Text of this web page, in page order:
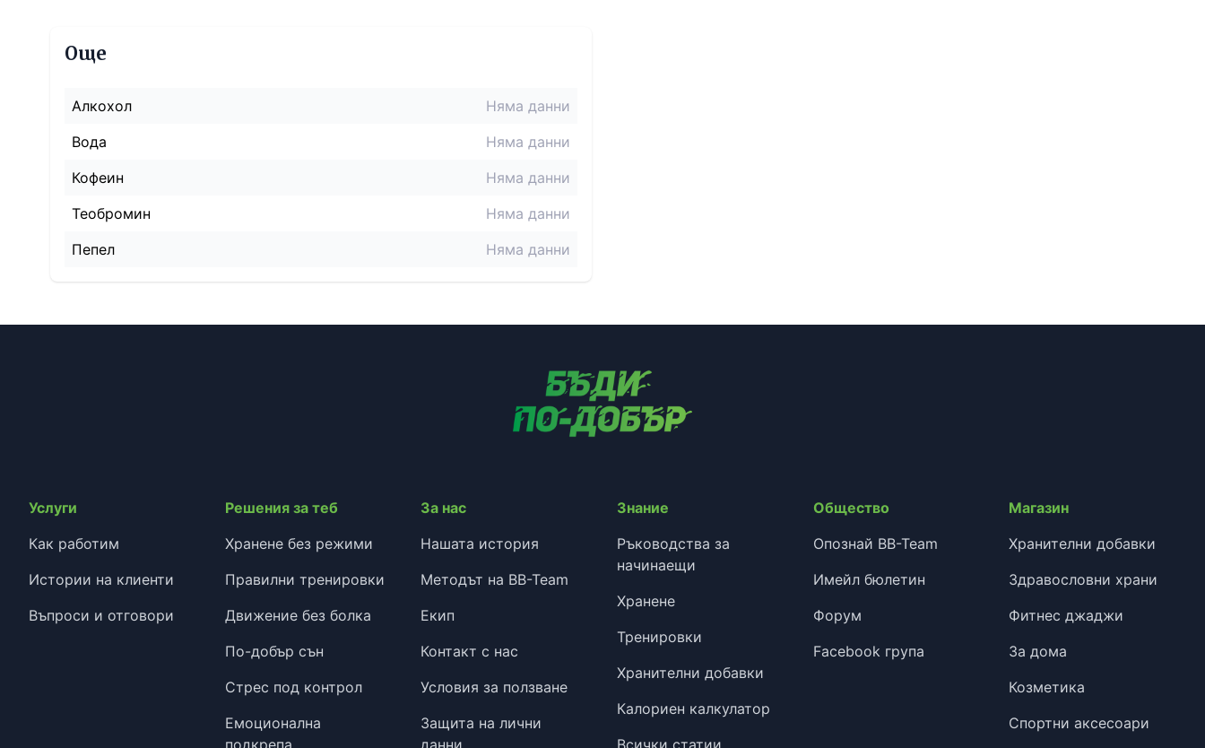
Още
Алкохол
Няма данни
Вода
Няма данни
Кофеин
Няма данни
Теобромин
Няма данни
Пепел
Няма данни
Услуги
Как работим
Истории на клиенти
Въпроси и отговори
Решения за теб
Хранене без режими
Правилни тренировки
Движение без болка
По-добър сън
Стрес под контрол
Емоционална
подкрепа
За нас
Нашата история
Методът на BB-Team
Екип
Контакт с нас
Условия за ползване
Защита на лични
данни
Знание
Ръководства за
начинаещи
Хранене
Тренировки
Хранителни добавки
Калориен калкулатор
Всички статии
Общество
Опознай BB-Team
Имейл бюлетин
Форум
Facebook група
Магазин
Хранителни добавки
Здравословни храни
Фитнес джаджи
За дома
Козметика
Спортни аксесоари